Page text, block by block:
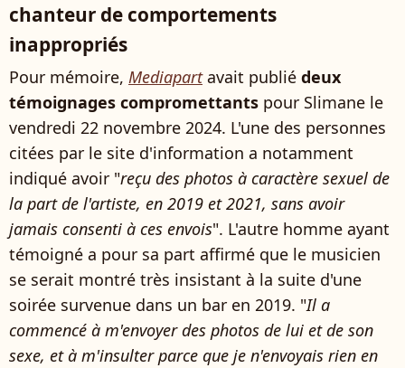
chanteur de comportements
inappropriés
Pour mémoire, Mediapartavait publié deux
témoignages compromettants pour Slimane le
vendredi 22 novembre 2024. L'une des personnes
citées par le site d'information a notamment
indiqué avoir "reçu des photos à caractère sexuel de
la part de l'artiste, en 2019 et 2021, sans avoir
jamais consenti à ces envois". L'autre homme ayant
témoigné a pour sa part affirmé que le musicien
se serait montré très insistant à la suite d'une
soirée survenue dans un bar en 2019. "Il a
commencé à m'envoyer des photos de lui et de son
sexe, et à m'insulter parce que je n'envoyais rien en